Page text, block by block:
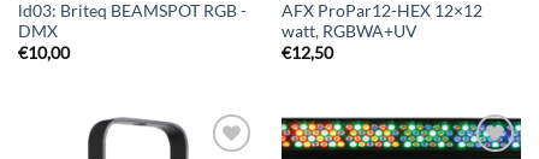
ld03: Briteq BEAMSPOT RGB -
DMX
€10,00
AFX ProPar12-HEX 12×12
watt, RGBWA+UV
€12,50